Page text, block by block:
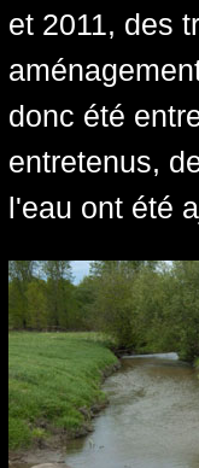
et 2011, des
donc été
entretenus,
l'eau ont été